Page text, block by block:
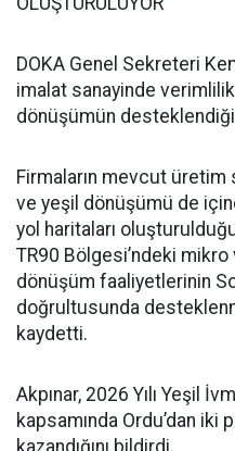
DOKA Genel Sekreteri
imalat sanayinde
dönüşümün
Firmaların mevcut
ve yeşil dönüşümü de
yol haritaları
TR90 Bölgesi’ndeki
dönüşüm faaliyetlerinin
doğrultusunda
kaydetti.
Akpınar, 2026 Yılı Yeşil
kapsamında Ordu’dan
kazandığını bildirdi.